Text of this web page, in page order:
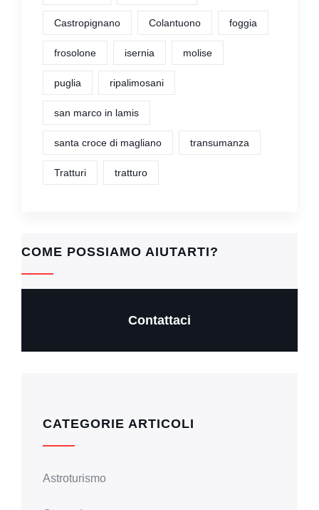
Castropignano Colantuono foggia
frosolone isernia molise
puglia ripalimosani
san marco in lamis
santa croce di magliano transumanza
Tratturi tratturo
COME POSSIAMO AIUTARTI?
Contattaci
CATEGORIE ARTICOLI
Astroturismo